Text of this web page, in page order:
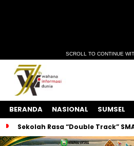
SCROLL TO CONTINUE
BERANDA NASIONAL SUMSEL
Sekolah Rasa “Double Track”